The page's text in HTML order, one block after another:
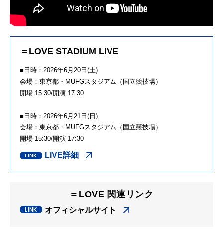
＝LOVE STADIUM LIVE
■日時：2026年6月20日(土)
会場：東京都・MUFGスタジアム（国立競技場）
開場 15:30/開演 17:30
■日時：2026年6月21日(日)
会場：東京都・MUFGスタジアム（国立競技場）
開場 15:30/開演 17:30
LIVE詳細
＝LOVE 関連リンク
オフィシャルサイト